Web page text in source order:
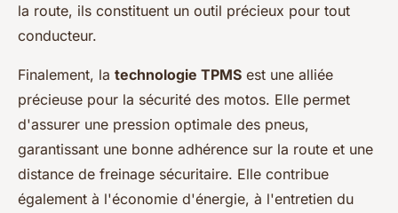
la route, ils constituent un outil précieux pour tout
conducteur.
Finalement, la technologie TPMS est une alliée
précieuse pour la sécurité des motos. Elle permet
d'assurer une pression optimale des pneus,
garantissant une bonne adhérence sur la route et une
distance de freinage sécuritaire. Elle contribue
également à l'économie d'énergie, à l'entretien du